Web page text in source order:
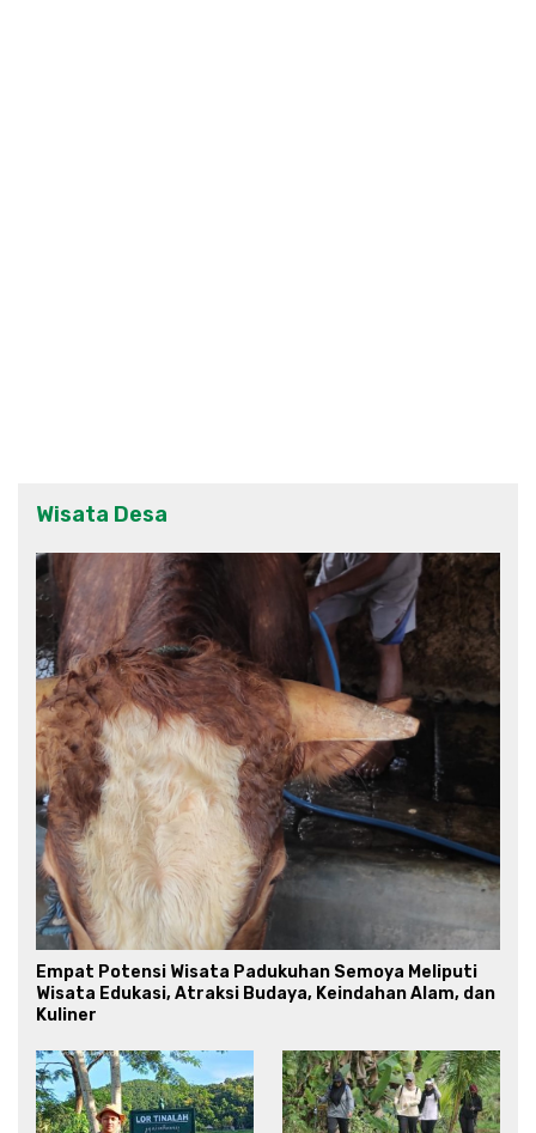
Wisata Desa
Empat Potensi Wisata Padukuhan Semoya Meliputi
Wisata Edukasi, Atraksi Budaya, Keindahan Alam, dan
Kuliner